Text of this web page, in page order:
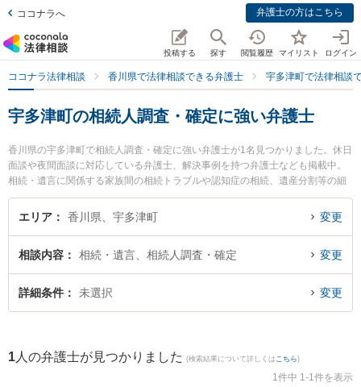
ココナラへ 弁護士の方はこちら
投稿する 探す 閲覧履歴 マイリスト ログイン
ココナラ法律相談 香川県で法律相談できる弁護士 宇多津町で法律相談
宇多津町の相続人調査・確定に強い弁護士
香川県の宇多津町で相続人調査・確定に強い弁護士が1名見つかりました。休日
面談や夜間面談に対応している弁護士、解決事例を持つ弁護士なども掲載中。
相続・遺言に関係する家族間の相続トラブルや認知症の相続、遺産分割等の細
かな分野での絞り込み検索もでき便利です。特にマリトラスト税務法律事務所
の小松 真理弁護士のプロフィール情報や弁護士費用、強みなどが注目されてい
くの弁護士を検索したい』『初回相談無料で相続人調査・確定を法律相談でき
る宇多津町内の弁護士に相談予約したい』などでお困りの相談者さんにおすす
めです。
エリア 香川県、宇多津町 変更
相談内容 相続・遺言、相続人調査・確定 変更
詳細条件 未選択 変更
1 人の弁護士が見つかりました (検索結果について詳しくは こちら)
1件中 1-1件を表示